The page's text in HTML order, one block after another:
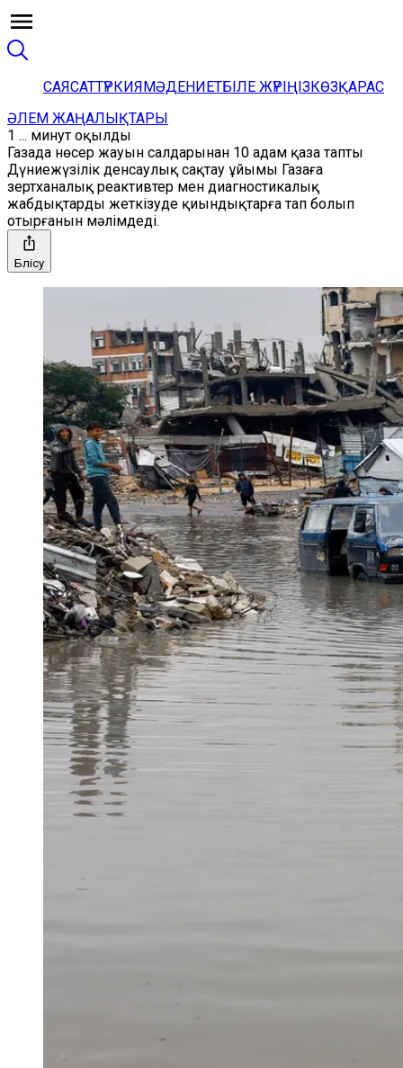
САЯСАТТҮРКИЯМӘДЕНИЕТБІЛЕ ЖҮРІҢІЗКӨЗҚАРАС
ӘЛЕМ ЖАҢАЛЫҚТАРЫ
1 ... минут оқылды
Газада нөсер жауын салдарынан 10 адам қаза тапты
Дүниежүзілік денсаулық сақтау ұйымы Газаға
зертханалық реактивтер мен диагностикалық
жабдықтарды жеткізуде қиындықтарға тап болып
отырғанын мәлімдеді.
Бөлісу